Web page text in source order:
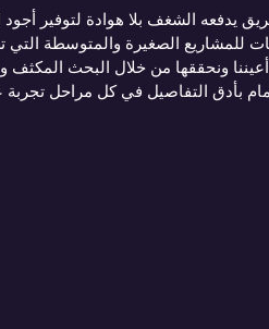
يدفعه الشغف بلا هوادة لتوفير
للمشاريع الصغيرة والمتوسطة التي
ونحققها من خلال البحث المكثف
بأدق التفاصيل في كل مراحل تجربة